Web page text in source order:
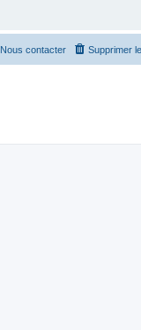
Supprimer
Nous contacter